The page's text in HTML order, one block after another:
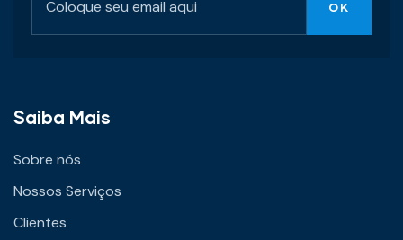
Saiba Mais
Sobre nós
Nossos Serviços
Clientes